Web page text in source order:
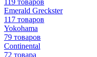
119 товаров
Emerald Greckster
117 товаров
Yokohama
79 товаров
Continental
72 товара